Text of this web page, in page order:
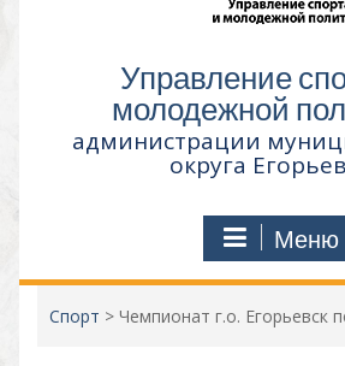
Управление
молодежной
администрации
округа
Меню
Спорт > Чемпионат г.о. Егорьевск